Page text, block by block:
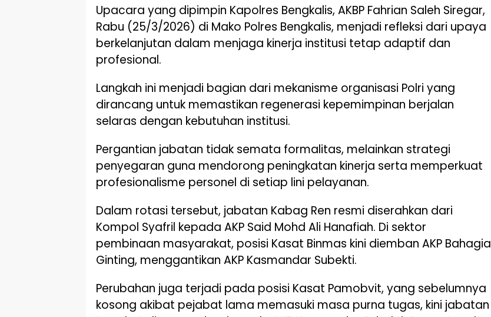
Upacara yang dipimpin Kapolres Bengkalis, AKBP Fahrian Saleh Siregar,
Rabu (25/3/2026) di Mako Polres Bengkalis, menjadi refleksi dari upaya
berkelanjutan dalam menjaga kinerja institusi tetap adaptif dan
profesional.
Langkah ini menjadi bagian dari mekanisme organisasi Polri yang
dirancang untuk memastikan regenerasi kepemimpinan berjalan
selaras dengan kebutuhan institusi.
Pergantian jabatan tidak semata formalitas, melainkan strategi
penyegaran guna mendorong peningkatan kinerja serta memperkuat
profesionalisme personel di setiap lini pelayanan.
Dalam rotasi tersebut, jabatan Kabag Ren resmi diserahkan dari
Kompol Syafril kepada AKP Said Mohd Ali Hanafiah. Di sektor
pembinaan masyarakat, posisi Kasat Binmas kini diemban AKP Bahagia
Ginting, menggantikan AKP Kasmandar Subekti.
Perubahan juga terjadi pada posisi Kasat Pamobvit, yang sebelumnya
kosong akibat pejabat lama memasuki masa purna tugas, kini jabatan